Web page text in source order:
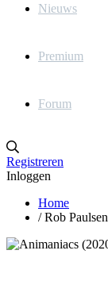
Nieuws
Premium
Forum
Registreren
Inloggen
Home
/ Rob Paulsen